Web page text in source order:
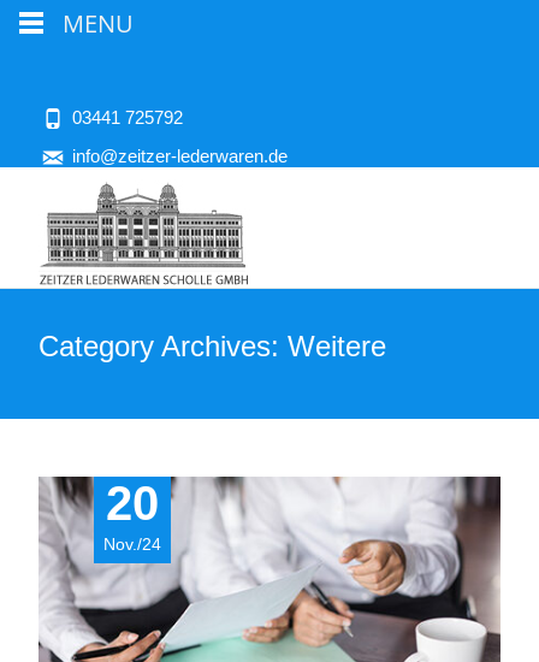
03441 725792
info@zeitzer-lederwaren.de
Category Archives: Weitere
20
Nov./24
MENU